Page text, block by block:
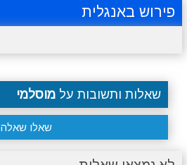
פירוש באנגלית
שאלות ותשובות על מוסלמי
שאלו שאלה